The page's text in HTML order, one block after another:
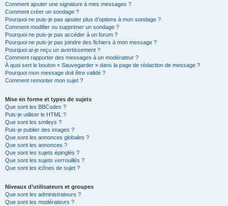
Comment ajouter une signature à mes messages ?
Comment créer un sondage ?
Pourquoi ne puis-je pas ajouter plus d’options à mon sondage ?
Comment modifier ou supprimer un sondage ?
Pourquoi ne puis-je pas accéder à un forum ?
Pourquoi ne puis-je pas joindre des fichiers à mon message ?
Pourquoi ai-je reçu un avertissement ?
Comment rapporter des messages à un modérateur ?
À quoi sert le bouton « Sauvegarder » dans la page de rédaction de message ?
Pourquoi mon message doit être validé ?
Comment remonter mon sujet ?
Mise en forme et types de sujets
Que sont les BBCodes ?
Puis-je utiliser le HTML ?
Que sont les smileys ?
Puis-je publier des images ?
Que sont les annonces globales ?
Que sont les annonces ?
Que sont les sujets épinglés ?
Que sont les sujets verrouillés ?
Que sont les icônes de sujet ?
Niveaux d’utilisateurs et groupes
Que sont les administrateurs ?
Que sont les modérateurs ?